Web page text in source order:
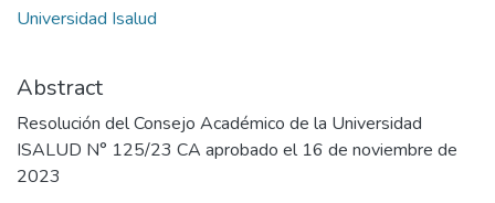
Universidad Isalud
Abstract
Resolución del Consejo Académico de la Universidad
ISALUD N° 125/23 CA aprobado el 16 de noviembre de
2023